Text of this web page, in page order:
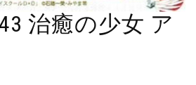
治癒の少女 ア